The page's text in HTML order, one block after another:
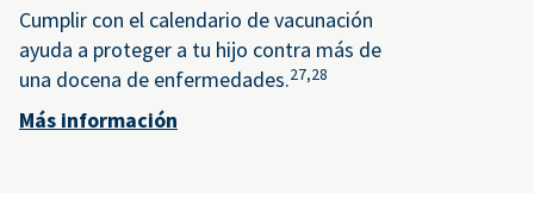
Cumplir con el calendario de vacunación
ayuda a proteger a tu hijo contra más de
una docena de enfermedades.27,28
Más información